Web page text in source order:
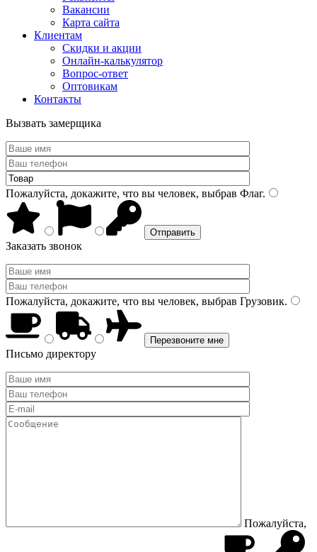
Вакансии
Карта сайта
Клиентам
Скидки и акции
Онлайн-калькулятор
Вопрос-ответ
Оптовикам
Контакты
Вызвать замерщика
Пожалуйста, докажите, что вы человек, выбрав Флаг.
Заказать звонок
Пожалуйста, докажите, что вы человек, выбрав Грузовик.
Письмо директору
Пожалуйста,